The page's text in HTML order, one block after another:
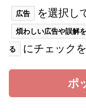
広告 を選択し
煩わしい広告や誤解
る
にチェック
ポ